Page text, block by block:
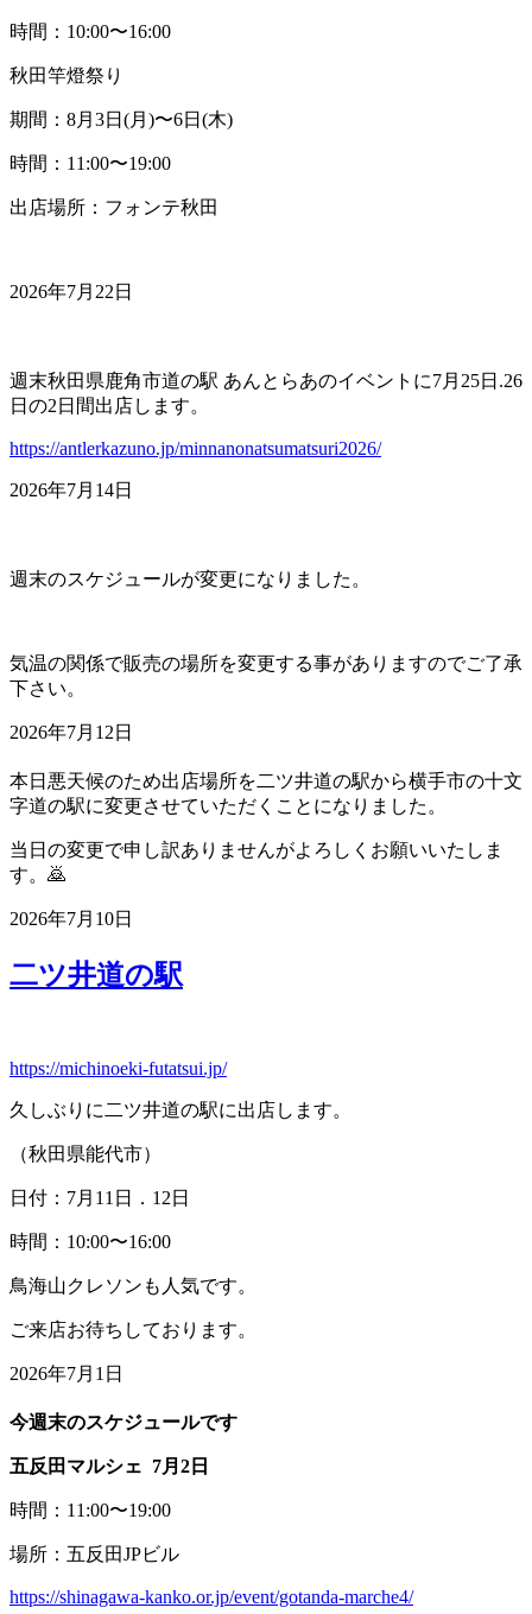
時間：10:00〜16:00
秋田竿燈祭り
期間：8月3日(月)〜6日(木)
時間：11:00〜19:00
出店場所：フォンテ秋田
2026年7月22日
週末秋田県鹿角市道の駅 あんとらあのイベントに7月25日.26
日の2日間出店します。
https://antlerkazuno.jp/minnanonatsumatsuri2026/
2026年7月14日
週末のスケジュールが変更になりました。
気温の関係で販売の場所を変更する事がありますのでご了承
下さい。
2026年7月12日
本日悪天候のため出店場所を二ツ井道の駅から横手市の十文
字道の駅に変更させていただくことになりました。
当日の変更で申し訳ありませんがよろしくお願いいたしま
す。🙇
2026年7月10日
二ツ井道の駅
https://michinoeki-futatsui.jp/
久しぶりに二ツ井道の駅に出店します。
（秋田県能代市）
日付：7月11日．12日
時間：10:00〜16:00
鳥海山クレソンも人気です。
ご来店お待ちしております。
2026年7月1日
今週末のスケジュールです
五反田マルシェ 7月2日
時間：11:00〜19:00
場所：五反田JPビル
https://shinagawa-kanko.or.jp/event/gotanda-marche4/